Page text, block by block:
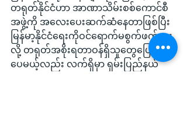
တရုတ်နိုင်ငံဟာ အာဏာသိမ်းစစ်ကောင်စီ
အဖွဲ့ကို အလေးပေးဆက်ဆံနေတာဖြစ်ပြီး
မြန်မာ့နိုင်ငံရေးကိုဝင်ရောက်မစွက်ဖက်ဘူး
လို့ တရုတ်အစိုးရတာဝန်ရှိသူတွေပြောထား
ပေမယ့်လည်း လက်ရှိမှာ ရှမ်းပြည်နယ်